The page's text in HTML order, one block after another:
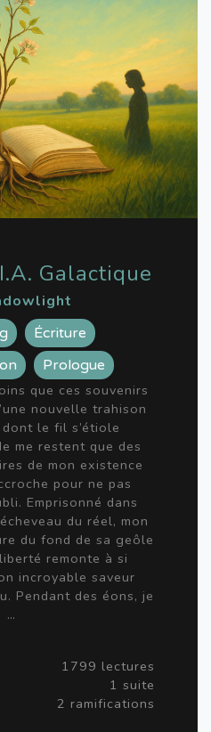
Galactique
Écriture
Prologue
que ces souvenirs
nouvelle trahison
dont le fil s’étiole
me restent que des
de mon existence
pour ne pas
Emprisonné dans
du réel, mon
du fond de sa geôle
remonte à si
incroyable saveur
Pendant des éons, je
…
1799 lectures
1 suite
2 ramifications